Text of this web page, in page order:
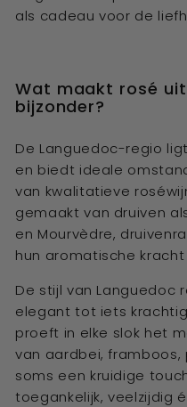
als cadeau voor de
Wat maakt rosé
bijzonder?
De Languedoc-regio
en biedt ideale
van kwalitatieve
gemaakt van druiven
en Mourvèdre,
hun aromatische kracht
De stijl van Languedoc
elegant tot iets
proeft in elke slok het
van aardbei, framboos,
soms een kruidige
toegankelijk, veelzijdig